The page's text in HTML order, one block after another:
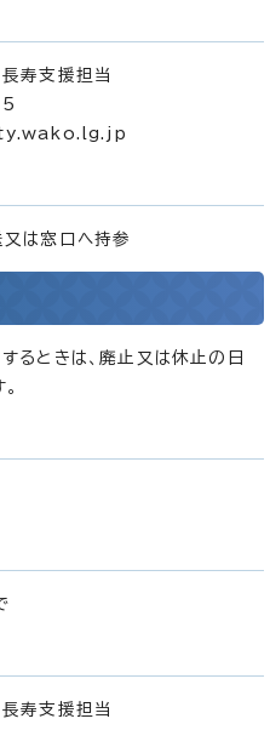
寿支援担当
又は窓口へ持参
るときは、廃止又は休止の日
寿支援担当